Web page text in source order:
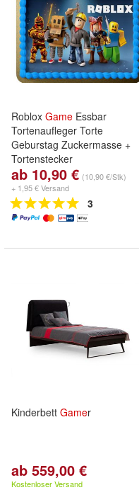
Roblox Game Essbar
Tortenaufleger Torte
Geburstag Zuckermasse +
Tortenstecker
ab 10,90 € (10,90 €/Stk)
+ 1,95 € Versand
3
Kinderbett Gamer
ab 559,00 €
Kostenloser Versand